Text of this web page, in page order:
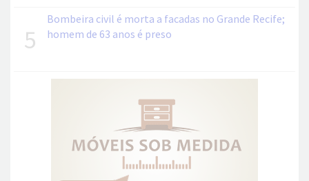
5
Bombeira civil é morta a facadas no Grande Recife;
homem de 63 anos é preso